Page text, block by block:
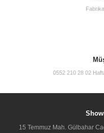
0552 210 28 02
15 Temmuz Mah. Gülbahar